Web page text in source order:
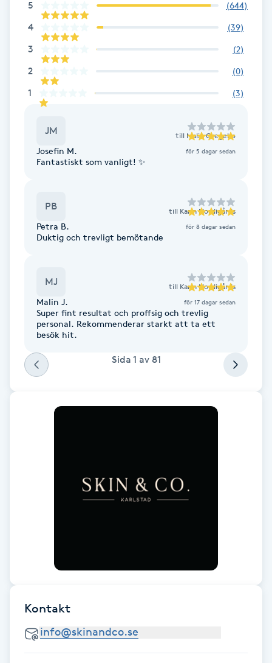
Fotsvamp
Fotvård
Fransfärgning
Fransk manikyr
Fransrengöring
Frekvensterapi
Friskvård
G
Gel naglar
Gelenaglar
5 (644)
4 (39)
3 (2)
2 (0)
1 (3)
JM till Malin Gregebo
Josefin M. för 5 dagar sedan
Fantastiskt som vanligt! ✨
PB till Karin Nordigårds
Petra B. för 8 dagar sedan
Duktig och trevligt bemötande
MJ till Karin Nordigårds
Malin J. för 17 dagar sedan
Super fint resultat och proffsig och trevlig
personal. Rekommenderar starkt att ta ett
besök hit.
Sida 1 av 81
Kontakt